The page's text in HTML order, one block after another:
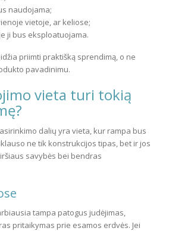
naudojama;
vietoje, ar keliose;
ji bus eksploatuojama.
priimti praktišką sprendimą, o ne
pavadinimu.
vieta turi tokią
dalių yra vieta, kur rampa bus
ne tik konstrukcijos tipas, bet ir jos
savybės bei bendras
tampa patogus judėjimas,
pritaikymas prie esamos erdvės. Jei